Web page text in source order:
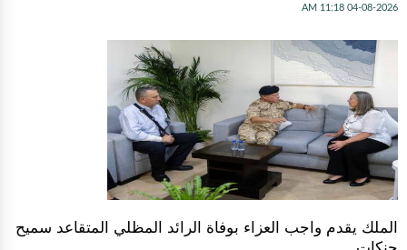
04-08-2026 11:18 AM
الملك يقدم واجب العزاء بوفاة الرائد المظلي المتقاعد سميح